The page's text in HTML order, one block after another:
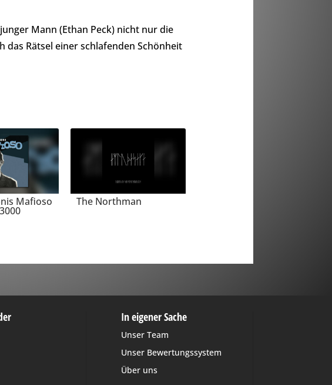
Mann (Ethan Peck) nicht nur die
das Rätsel einer schlafenden Schönheit
Mafioso The Northman
In eigener Sache
Unser Team
Unser Bewertungssystem
Über uns